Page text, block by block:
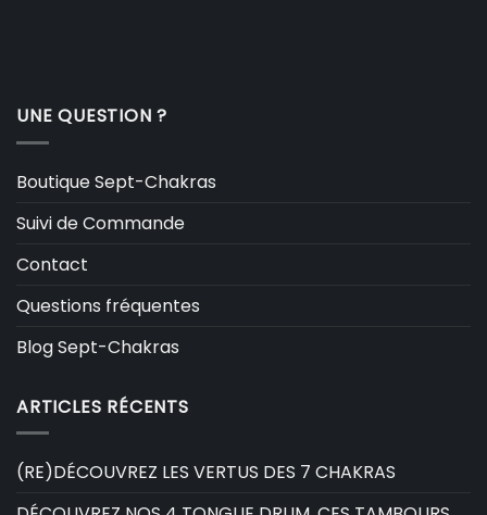
UNE QUESTION ?
Boutique Sept-Chakras
Suivi de Commande
Contact
Questions fréquentes
Blog Sept-Chakras
ARTICLES RÉCENTS
(RE)DÉCOUVREZ LES VERTUS DES 7 CHAKRAS